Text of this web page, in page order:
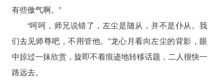
有些傲气啊。”
“呵呵，师兄说错了，左尘是随从，并不是仆从。我
们去见师尊吧，不用管他。”龙心月看向左尘的背影，眼
中掠过一抹欣赏，旋即不着痕迹地转移话题，二人很快一
路远去。